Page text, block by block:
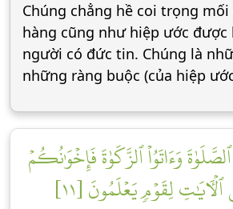
Chúng chẳng hề coi trọng
hàng cũng như hiệp ước được
người có đức tin. Chúng là
những ràng buộc (của hiệp
ٱلصَّلَوٰةَ وَءَاتَوُاْ ٱلزَّكَوٰةَ فَإِخۡوَٰنُكُمۡ
لِقَوۡمٖ يَعۡلَمُونَ [١١]